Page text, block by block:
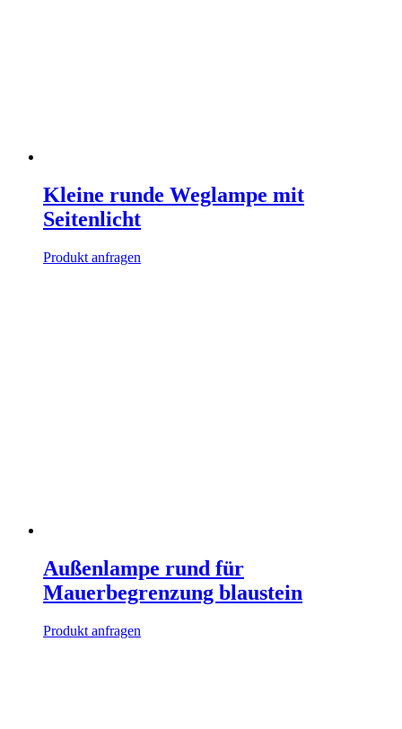
Kleine runde Weglampe mit
Seitenlicht
Produkt anfragen
Außenlampe rund für
Mauerbegrenzung blaustein
Produkt anfragen